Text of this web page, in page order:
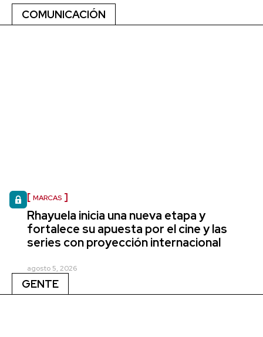
COMUNICACIÓN
MARCAS
Rhayuela inicia una nueva etapa y
fortalece su apuesta por el cine y las
series con proyección internacional
agosto 5, 2026
GENTE